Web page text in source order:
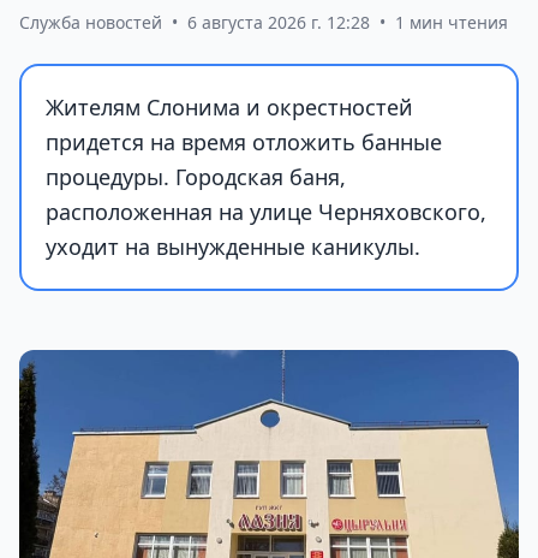
Служба новостей • 6 августа 2026 г. 12:28 • 1 мин чтения
Жителям Слонима и окрестностей
придется на время отложить банные
процедуры. Городская баня,
расположенная на улице Черняховского,
уходит на вынужденные каникулы.